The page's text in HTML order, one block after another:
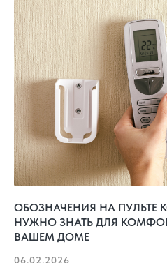
ОБОЗНАЧЕНИЯ НА ПУЛЬТЕ
НУЖНО ЗНАТЬ ДЛЯ
ВАШЕМ ДОМЕ
06.02.2026